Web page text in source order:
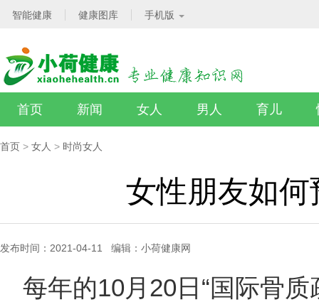
智能健康 健康图库 手机版
首页 新闻 女人 男人 育儿
首页 > 女人 > 时尚女人
女性朋友如
发布时间：2021-04-11 编辑：小荷健康网
每年的10月20日“国际骨